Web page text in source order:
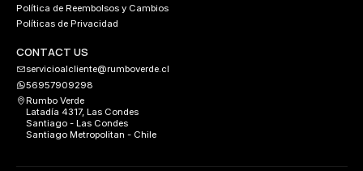
Política de Reembolsos y Cambios
Políticas de Privacidad
CONTACT US
servicioalcliente@rumboverde.cl
56957909298
Rumbo Verde
Latadía 4317, Las Condes
Santiago - Las Condes
Santiago Metropolitan - Chile